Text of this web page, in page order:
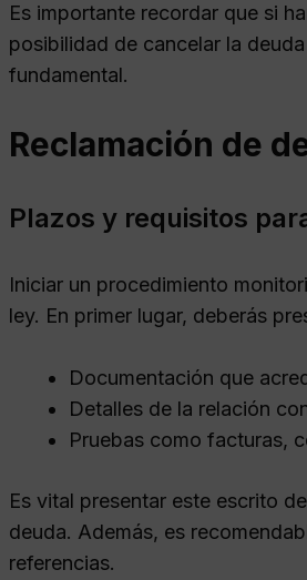
Es importante recordar que si
posibilidad de cancelar la
fundamental.
Reclamación de
Plazos y requisitos
Iniciar un procedimiento
ley. En primer lugar, deberás
Documentación que
Detalles de la relación
Pruebas como facturas,
Es vital presentar este escrito
deuda. Además, es
referencias.